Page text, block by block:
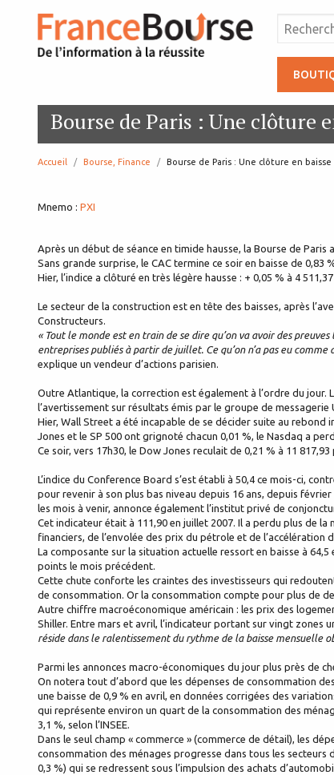
Bourse de Paris : Une clôture
Accueil Bourse, Finance page:
Bourse de Paris : Une clôture en
Mnemo : PXI
Après un début de séance en timide hausse, la Bourse de
Sans grande surprise, le CAC termine ce soir en baisse de 0,83
Hier, l’indice a clôturé en très légère hausse : + 0,05 % à 4
Le secteur de la construction est en tête des baisses, après
Constructeurs.
« Tout le monde est en train de se dire qu’on va avoir des
entreprises publiés à partir de juillet. Ce qu’on n’a pas eu
explique un vendeur d’actions parisien.
Outre Atlantique, la correction est également à l’ordre du jour.
l’avertissement sur résultats émis par le groupe de messagerie
Hier, Wall Street a été incapable de se décider suite au
Jones et le SP 500 ont grignoté chacun 0,01 %, le Nasdaq a
Ce soir, vers 17h30, le Dow Jones reculait de 0,21 % à 11
L’indice du Conference Board s’est établi à 50,4 ce mois-ci,
pour revenir à son plus bas niveau depuis 16 ans, depuis
les mois à venir, annonce également l’institut privé de
Cet indicateur était à 111,90 en juillet 2007. Il a perdu plus de
financiers, de l’envolée des prix du pétrole et de l’accélération
La composante sur la situation actuelle ressort en baisse à
points le mois précédent.
Cette chute conforte les craintes des investisseurs qui
de consommation. Or la consommation compte pour plus de
Autre chiffre macroéconomique américain : les prix des
Shiller. Entre mars et avril, l’indicateur portant sur vingt zones
réside dans le ralentissement du rythme de la baisse mensuelle
Parmi les annonces macro-économiques du jour plus près de
On notera tout d’abord que les dépenses de consommation
une baisse de 0,9 % en avril, en données corrigées des
qui représente environ un quart de la consommation des
3,1 %, selon l’INSEE.
Dans le seul champ « commerce » (commerce de détail), les
consommation des ménages progresse dans tous les
0,3 %) qui se redressent sous l’impulsion des achats